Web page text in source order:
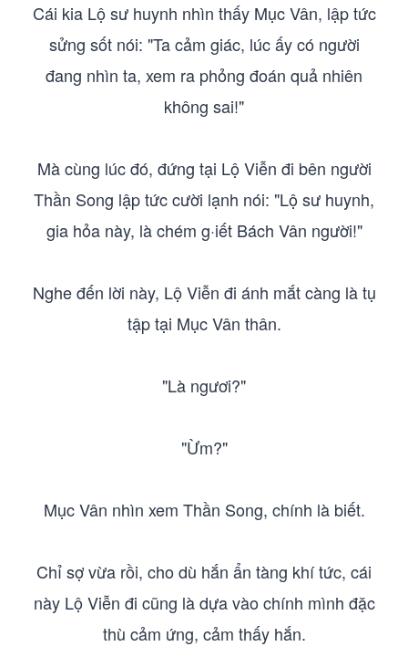
Cái kia Lộ sư huynh nhìn thấy Mục Vân, lập tức
sửng sốt nói: "Ta cảm giác, lúc ấy có người
đang nhìn ta, xem ra phỏng đoán quả nhiên
không sai!"
Mà cùng lúc đó, đứng tại Lộ Viễn đi bên người
Thần Song lập tức cười lạnh nói: "Lộ sư huynh,
gia hỏa này, là chém g·iết Bách Vân người!"
Nghe đến lời này, Lộ Viễn đi ánh mắt càng là tụ
tập tại Mục Vân thân.
"Là ngươi?"
"Ừm?"
Mục Vân nhìn xem Thần Song, chính là biết.
Chỉ sợ vừa rồi, cho dù hắn ẩn tàng khí tức, cái
này Lộ Viễn đi cũng là dựa vào chính mình đặc
thù cảm ứng, cảm thấy hắn.